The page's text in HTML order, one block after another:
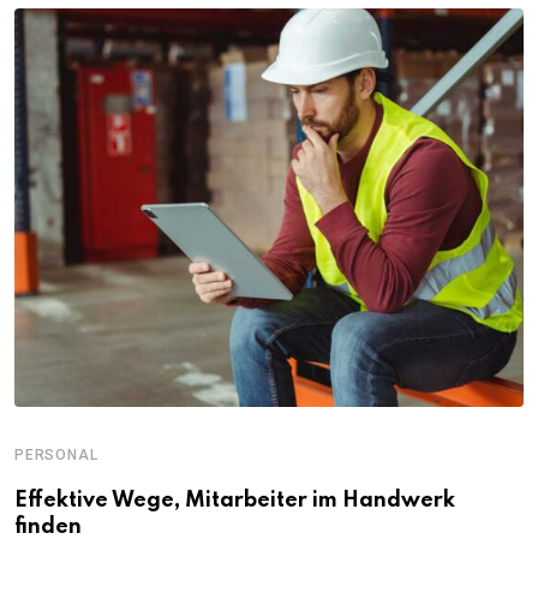
PERSONAL
Effektive Wege, Mitarbeiter im Handwerk
finden